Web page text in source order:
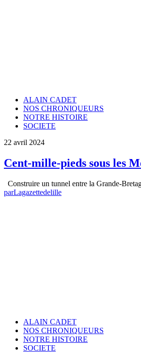
ALAIN CADET
NOS CHRONIQUEURS
NOTRE HISTOIRE
SOCIETE
22 avril 2024
Cent-mille-pieds sous les
Construire un tunnel entre la Grande-
parLagazettedelille
ALAIN CADET
NOS CHRONIQUEURS
NOTRE HISTOIRE
SOCIETE